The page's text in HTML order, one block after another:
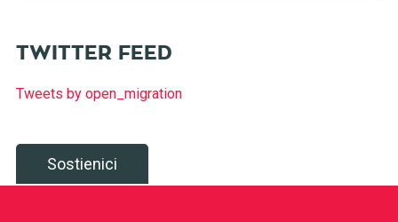
TWITTER FEED
Tweets by open_migration
Sostienici